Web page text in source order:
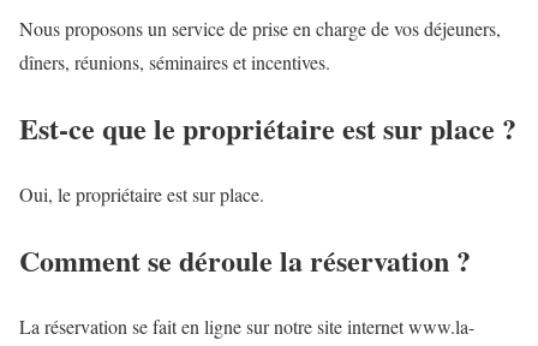
Nous proposons un service de prise en charge de vos déjeuners,
dîners, réunions, séminaires et incentives.
Est-ce que le propriétaire est sur place ?
Oui, le propriétaire est sur place.
Comment se déroule la réservation ?
La réservation se fait en ligne sur notre site internet www.la-